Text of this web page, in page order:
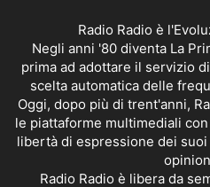
Radio Radio è
Negli anni '80 diventa La
prima ad adottare il servizio
scelta automatica delle
Oggi, dopo più di trent'anni,
le piattaforme multimediali
libertà di espressione dei
Radio Radio è libera da